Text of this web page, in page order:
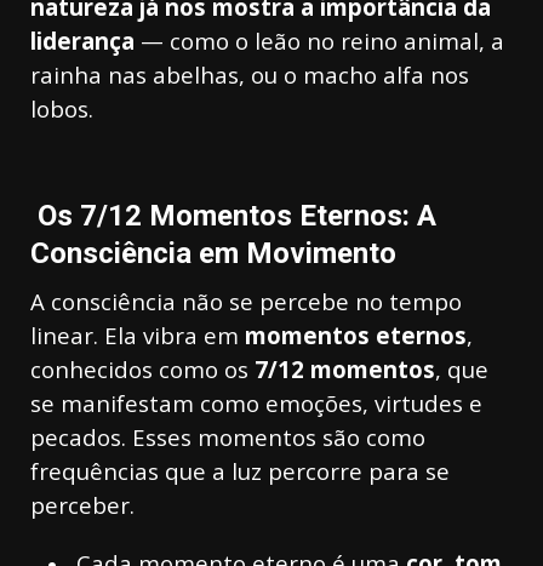
natureza já nos mostra a importância da
liderança — como o leão no reino animal, a
rainha nas abelhas, ou o macho alfa nos
lobos.
Os 7/12 Momentos Eternos: A
Consciência em Movimento
A consciência não se percebe no tempo
linear. Ela vibra em momentos eternos,
conhecidos como os 7/12 momentos, que
se manifestam como emoções, virtudes e
pecados. Esses momentos são como
frequências que a luz percorre para se
perceber.